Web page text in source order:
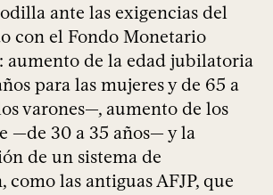
ante las exigencias del
con el Fondo Monetario
aumento de la edad jubilatoria
para las mujeres y de 65 a
varones—, aumento de los
—de 30 a 35 años— y la
de un sistema de
las antiguas AFJP, que